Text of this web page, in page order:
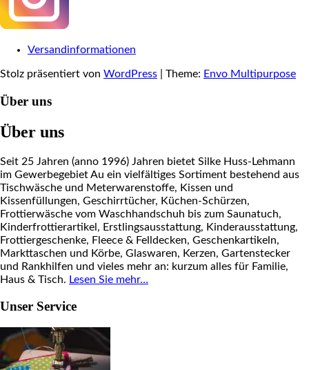
Versandinformationen
Stolz präsentiert von WordPress Theme: Envo Multipurpose
Über uns
Über uns
Seit 25 Jahren (anno 1996) Jahren bietet Silke Huss-Lehmann
im Gewerbegebiet Au ein vielfältiges Sortiment bestehend aus
Tischwäsche und Meterwarenstoffe, Kissen und
Kissenfüllungen, Geschirrtücher, Küchen-Schürzen,
Frottierwäsche vom Waschhandschuh bis zum Saunatuch,
Kinderfrottierartikel, Erstlingsausstattung, Kinderausstattung,
Frottiergeschenke, Fleece & Felldecken, Geschenkartikeln,
Markttaschen und Körbe, Glaswaren, Kerzen, Gartenstecker
und Rankhilfen und vieles mehr an: kurzum alles für Familie,
Haus & Tisch. Lesen Sie mehr…
Unser Service